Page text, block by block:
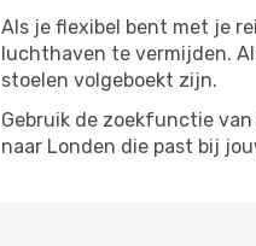
Als je flexibel bent met je
luchthaven te vermijden.
stoelen volgeboekt zijn.
Gebruik de zoekfunctie
naar Londen die past bij